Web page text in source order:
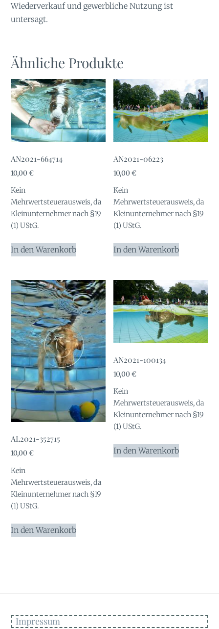
Wiederverkauf und gewerbliche Nutzung ist
untersagt.
Ähnliche Produkte
AN2021-664714
10,00€
Kein
Mehrwertsteuerausweis, da
Kleinunternehmer nach §19
(1) UStG.
In den Warenkorb
AN2021-06223
10,00€
Kein
Mehrwertsteuerausweis, da
Kleinunternehmer nach §19
(1) UStG.
In den Warenkorb
AL2021-352715
10,00€
Kein
Mehrwertsteuerausweis, da
Kleinunternehmer nach §19
(1) UStG.
In den Warenkorb
AN2021-100134
10,00€
Kein
Mehrwertsteuerausweis, da
Kleinunternehmer nach §19
(1) UStG.
In den Warenkorb
Impressum